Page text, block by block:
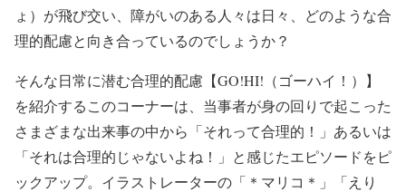
ょ）が飛び交い、障がいのある人々は日々、どのような合
理的配慮と向き合っているのでしょうか？
そんな日常に潜む合理的配慮【GO!HI!（ゴーハイ！）】
を紹介するこのコーナーは、当事者が身の回りで起こった
さまざまな出来事の中から「それって合理的！」あるいは
「それは合理的じゃないよね！」と感じたエピソードをピ
ックアップ。イラストレーターの「＊マリコ＊」「えり